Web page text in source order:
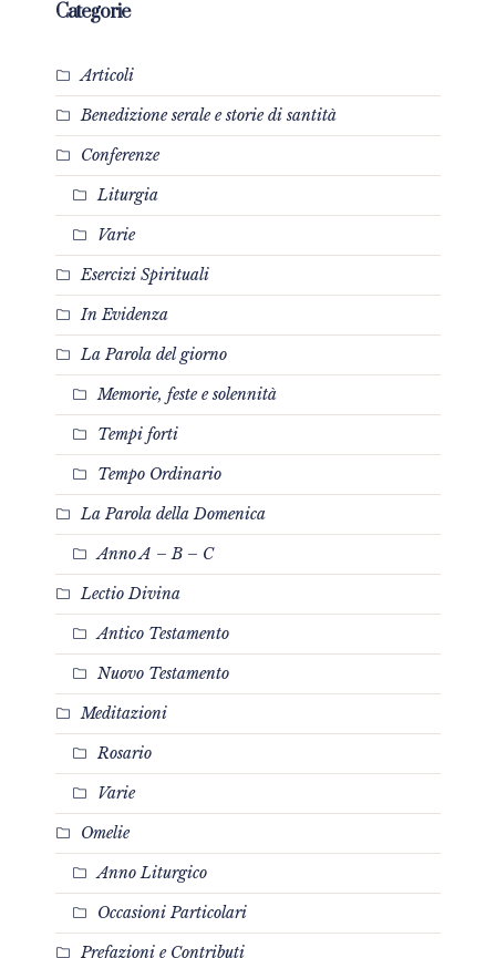
Categorie
Articoli
Benedizione serale e storie di santità
Conferenze
Liturgia
Varie
Esercizi Spirituali
In Evidenza
La Parola del giorno
Memorie, feste e solennità
Tempi forti
Tempo Ordinario
La Parola della Domenica
Anno A – B – C
Lectio Divina
Antico Testamento
Nuovo Testamento
Meditazioni
Rosario
Varie
Omelie
Anno Liturgico
Occasioni Particolari
Prefazioni e Contributi